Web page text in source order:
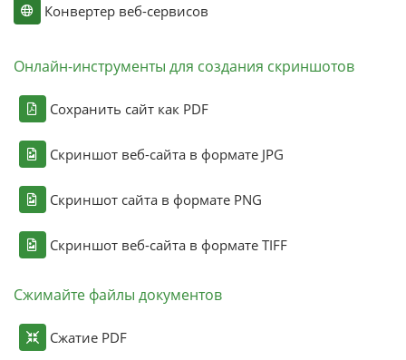
Конвертер веб-сервисов
Онлайн-инструменты для создания скриншотов
Сохранить сайт как PDF
Скриншот веб-сайта в формате JPG
Скриншот сайта в формате PNG
Скриншот веб-сайта в формате TIFF
Сжимайте файлы документов
Сжатие PDF